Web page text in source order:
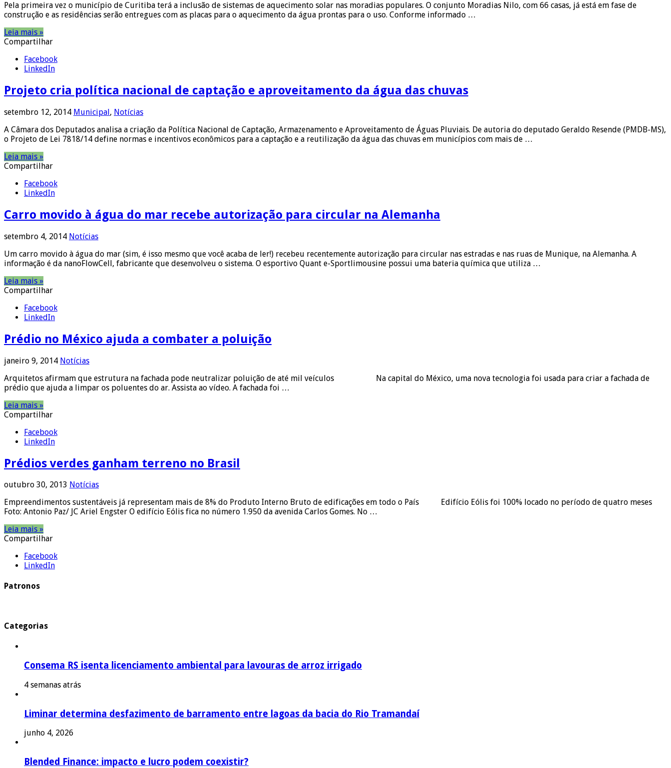
Pela primeira vez o município de Curitiba terá a inclusão de sistemas de aquecimento solar nas moradias populares. O conjunto Moradias Nilo, com 66 casas, já está em fase de
construção e as residências serão entregues com as placas para o aquecimento da água prontas para o uso. Conforme informado …
Leia mais »
Compartilhar
Facebook
LinkedIn
Projeto cria política nacional de captação e aproveitamento da água das chuvas
setembro 12, 2014 Municipal, Notícias
A Câmara dos Deputados analisa a criação da Política Nacional de Captação, Armazenamento e Aproveitamento de Águas Pluviais. De autoria do deputado Geraldo Resende (PMDB-MS),
o Projeto de Lei 7818/14 define normas e incentivos econômicos para a captação e a reutilização da água das chuvas em municípios com mais de …
Leia mais »
Compartilhar
Facebook
LinkedIn
Carro movido à água do mar recebe autorização para circular na Alemanha
setembro 4, 2014 Notícias
Um carro movido à água do mar (sim, é isso mesmo que você acaba de ler!) recebeu recentemente autorização para circular nas estradas e nas ruas de Munique, na Alemanha. A
informação é da nanoFlowCell, fabricante que desenvolveu o sistema. O esportivo Quant e-Sportlimousine possui uma bateria química que utiliza …
Leia mais »
Compartilhar
Facebook
LinkedIn
Prédio no México ajuda a combater a poluição
janeiro 9, 2014 Notícias
Arquitetos afirmam que estrutura na fachada pode neutralizar poluição de até mil veículos Na capital do México, uma nova tecnologia foi usada para criar a fachada de
prédio que ajuda a limpar os poluentes do ar. Assista ao vídeo. A fachada foi …
Leia mais »
Compartilhar
Facebook
LinkedIn
Prédios verdes ganham terreno no Brasil
outubro 30, 2013 Notícias
Empreendimentos sustentáveis já representam mais de 8% do Produto Interno Bruto de edificações em todo o País Edifício Eólis foi 100% locado no período de quatro meses
Foto: Antonio Paz/ JC Ariel Engster O edifício Eólis fica no número 1.950 da avenida Carlos Gomes. No …
Leia mais »
Compartilhar
Facebook
LinkedIn
Patronos
Categorias
Consema RS isenta licenciamento ambiental para lavouras de arroz irrigado
4 semanas atrás
Liminar determina desfazimento de barramento entre lagoas da bacia do Rio Tramandaí
junho 4, 2026
Blended Finance: impacto e lucro podem coexistir?